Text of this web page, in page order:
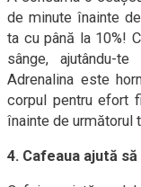
de minute înainte
ta cu până la 10%!
sânge, ajutându-
Adrenalina este
corpul pentru efort
înainte de următorul
4. Cafeaua ajută